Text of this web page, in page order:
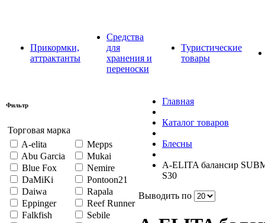
Прикормки,
аттрактанты
Средства
для
хранения и
переноски
Туристические
товары
Фильтр
Торговая марка
A-elita
Abu Garcia
Blue Fox
DaMiKi
Daiwa
Eppinger
Falkfish
Mepps
Mukai
Nemire
Pontoon21
Rapala
Reef Runner
Sebile
Главная
Каталог товаров
Блесны
A-ELITA балансир
S30
Выводить по